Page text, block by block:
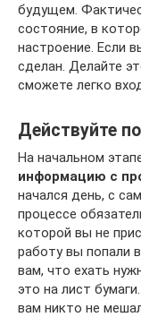
будущем.
состояние, в
настроение. Если
сделан. Делайте
сможете легко
Действуйте
На начальном
информацию с
начался день, с
процессе
которой вы не
работу вы попали
вам, что ехать
это на лист
вам никто не